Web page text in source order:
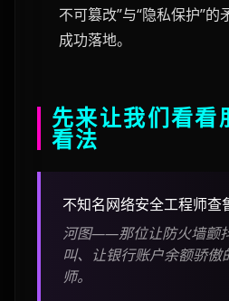
不可篡改”与“隐私保护”
成功落地。
先来让我们看看
看法
不知名网络安全工程师查
河图——那位让防火墙颤
叫、让银行账户余额骄傲
师。